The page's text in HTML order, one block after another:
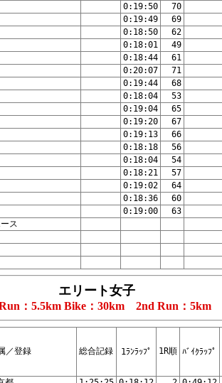
0:19:50
70
0:19:49
69
0:18:50
62
0:18:01
49
0:18:44
61
0:20:07
71
0:19:44
68
0:18:04
53
0:19:04
65
0:19:20
67
0:19:13
66
0:18:18
56
0:18:04
54
0:18:21
57
0:19:02
64
0:18:36
60
0:19:00
63
ス
エリート女子
：5.5km Bike：30km 2nd Run：5km
／登録 総合記録 1ﾗﾝﾗｯﾌﾟ 1R順 ﾊﾞｲｸﾗｯﾌﾟ